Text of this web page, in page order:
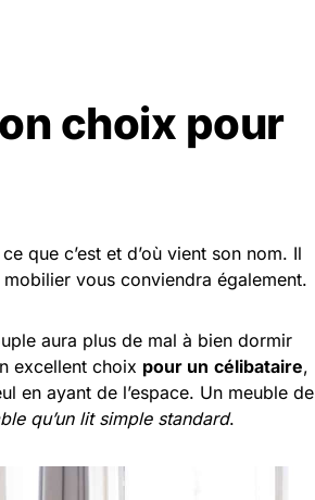
choix pour
que c’est et d’où vient son nom. Il
vous conviendra également.
aura plus de mal à bien dormir
excellent choix pour un célibataire,
en ayant de l’espace. Un meuble de
qu’un lit simple standard.